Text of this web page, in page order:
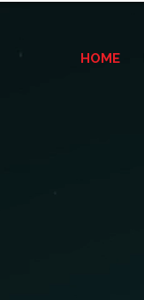
HOME